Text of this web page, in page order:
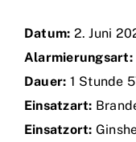
Technik
Datum: 2. Juni
Alarmierungsart:
Dauer: 1 Stunde
Einsatzart:
Einsatzort: